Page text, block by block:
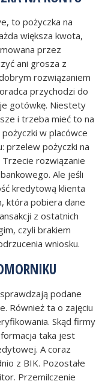
to pożyczka na
większa kwota,
przez
ani grosza z
rozwiązaniem
przychodzi do
gotówkę. Niestety
i trzeba mieć to na
w placówce
przelew pożyczki na
rozwiązanie
Ale jeśli
kredytową klienta
która pobiera dane
z ostatnich
czyli brakiem
wniosku.
podane
Również ta o zajęciu
Skąd firmy
taka jest
A coraz
z BIK. Pozostałe
Przemilczenie